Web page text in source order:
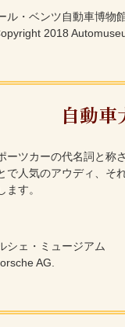
ル・ベンツ自動車博物
2018
自動
ーツカーの代名詞と称
で人気のアウディ、そ
ます。
シェ・ミュージアム
AG.